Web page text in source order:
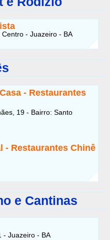
- Juazeiro - BA
- Restaurantes
19 - Bairro: Santo
- Restaurantes Chinê
e Cantinas
- Juazeiro - BA